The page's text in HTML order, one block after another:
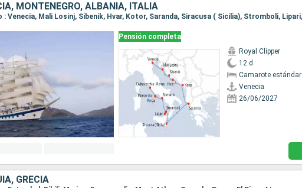
MONTENEGRO, ALBANIA, ITALIA
Pensión completa
Royal Clipper
12 d
Camarote estándar
Venecia
26/06/2027
GRECIA